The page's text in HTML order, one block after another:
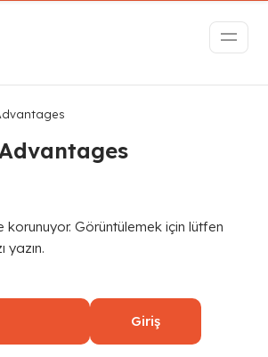
korunuyor. Görüntülemek için lütfen
yazın.